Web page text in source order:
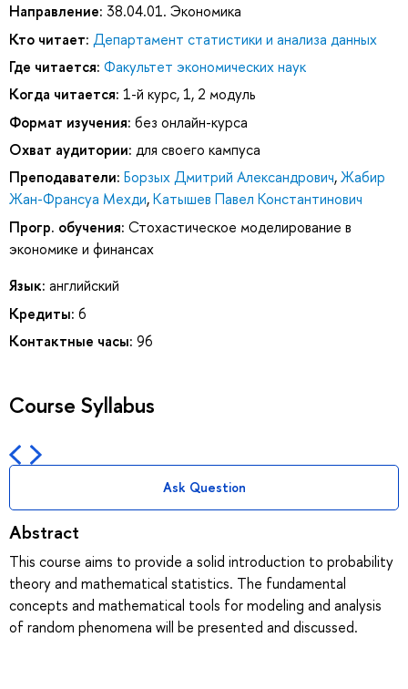
Направление: 38.04.01. Экономика
Кто читает: Департамент статистики и анализа данных
Где читается: Факультет экономических наук
Когда читается: 1-й курс, 1, 2 модуль
Формат изучения: без онлайн-курса
Охват аудитории: для своего кампуса
Преподаватели: Борзых Дмитрий Александрович,Жабир
Жан-Франсуа Мехди,Катышев Павел Константинович
Прогр. обучения: Стохастическое моделирование в
экономике и финансах
Язык: английский
Кредиты: 6
Контактные часы: 96
Course Syllabus
Ask Question
Abstract
This course aims to provide a solid introduction to probability
theory and mathematical statistics. The fundamental
concepts and mathematical tools for modeling and analysis
of random phenomena will be presented and discussed.